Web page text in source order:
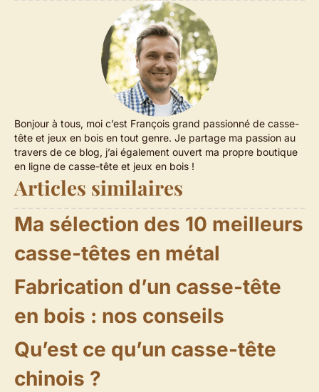
Bonjour à tous, moi c’est François grand passionné de casse-
tête et jeux en bois en tout genre. Je partage ma passion au
travers de ce blog, j’ai également ouvert ma propre boutique
en ligne de casse-tête et jeux en bois !
Articles similaires
Ma sélection des 10 meilleurs
casse-têtes en métal
Fabrication d’un casse-tête
en bois : nos conseils
Qu’est ce qu’un casse-tête
chinois ?